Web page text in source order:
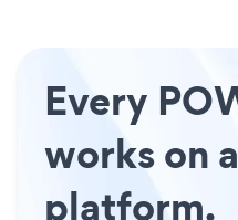
Every
works on
platform.